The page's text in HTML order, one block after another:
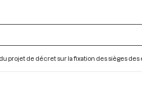
projet de décret sur la fixation des sièges